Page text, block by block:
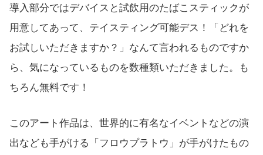
導入部分ではデバイスと試飲用のたばこスティックが
用意してあって、テイスティング可能デス！「どれを
お試しいただきますか？」なんて言われるものですか
ら、気になっているものを数種類いただきました。も
ちろん無料です！
このアート作品は、世界的に有名なイベントなどの演
出なども手がける「フロウプラトウ」が手がけたもの